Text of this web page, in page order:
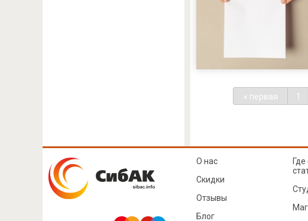
« первая 1
О нас
Скидки
Отзывы
Блог